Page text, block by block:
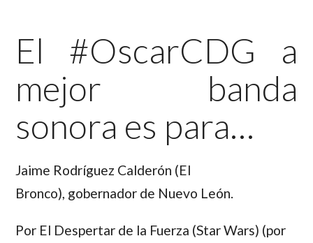
El #OscarCDG a
mejor banda
sonora es para…
Jaime Rodríguez Calderón (El
Bronco), gobernador de Nuevo León.
Por El Despertar de la Fuerza (Star Wars) (por